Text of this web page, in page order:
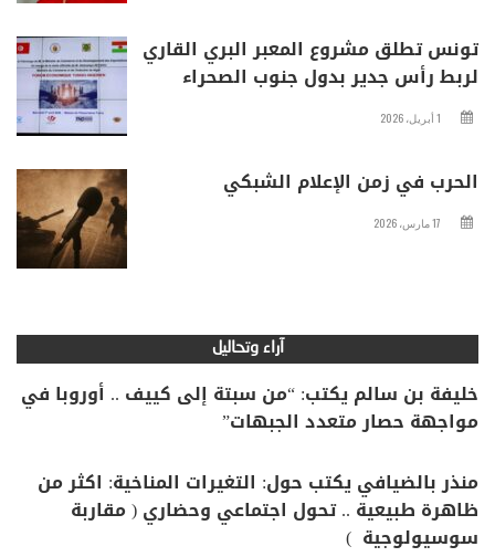
تونس تطلق مشروع المعبر البري القاري
لربط رأس جدير بدول جنوب الصحراء
1 أبريل، 2026
الحرب في زمن الإعلام الشبكي
17 مارس، 2026
آراء وتحاليل
خليفة بن سالم يكتب: “من سبتة إلى كييف .. أوروبا في
مواجهة حصار متعدد الجبهات”
منذر بالضيافي يكتب حول: التغيرات المناخية: اكثر من
ظاهرة طبيعية .. تحول اجتماعي وحضاري ( مقاربة
سوسيولوجية )